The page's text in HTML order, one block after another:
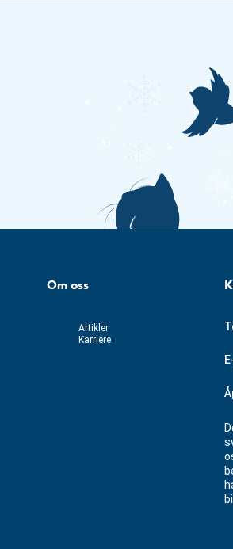
Om oss
Artikler
Karriere